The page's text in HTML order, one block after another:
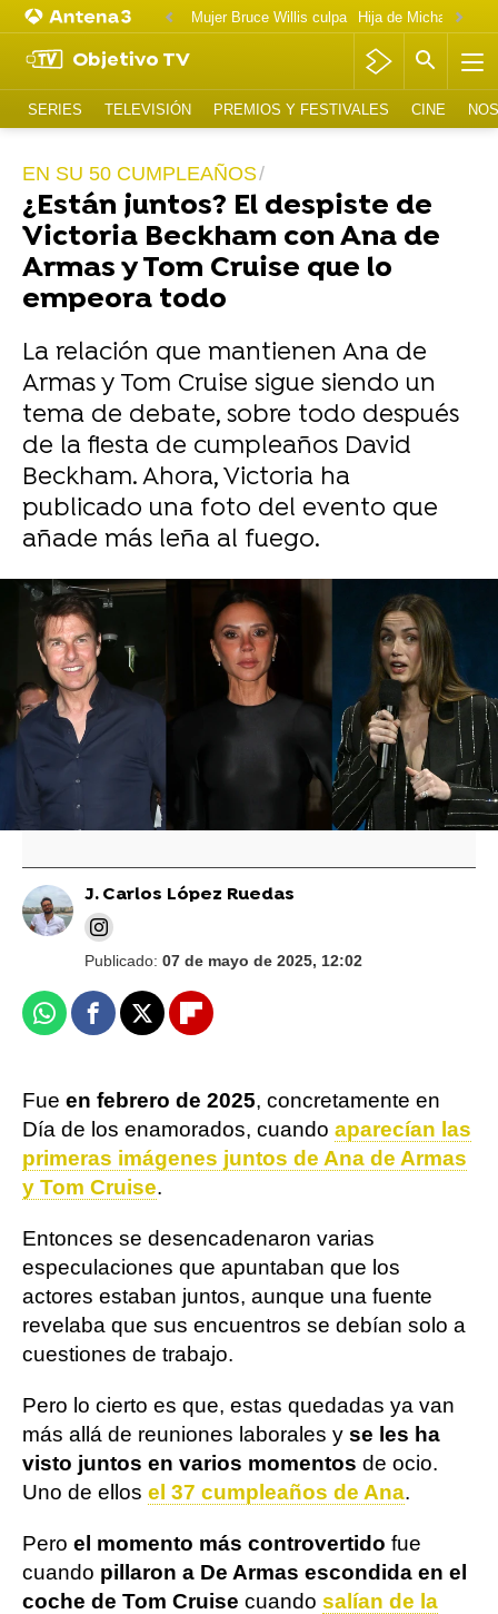
Mujer Bruce Willis culpa
Objetivo TV
SERIES TELEVISIÓN PREMIOS Y FESTIVALES CINE
EN SU 50 CUMPLEAÑOS
¿Están juntos? El despiste de
Victoria Beckham con Ana de
Armas y Tom Cruise que lo
empeora todo
La relación que mantienen Ana de
Armas y Tom Cruise sigue siendo un
tema de debate, sobre todo después
de la fiesta de cumpleaños David
Beckham. Ahora, Victoria ha
publicado una foto del evento que
añade más leña al fuego.
Ana de Armas, de paseo por Madrid,
responde tajante a los rumores de su
supuesta cita romántica con Tom Cruise:
"Estoy flipando"
J. Carlos López Ruedas
Publicado: 07 de mayo de 2025, 12:02
WhatsappFacebook
X Flipboard
Fue en febrero de 2025, concretamente en
Día de los enamorados, cuando aparecían las
primeras imágenes juntos de Ana de Armas
y Tom Cruise.
Entonces se desencadenaron varias
especulaciones que apuntaban que los
actores estaban juntos, aunque una fuente
revelaba que sus encuentros se debían solo a
cuestiones de trabajo.
Pero lo cierto es que, estas quedadas ya van
más allá de reuniones laborales y se les ha
visto juntos en varios momentos de ocio.
Uno de ellos el 37 cumpleaños de Ana.
Pero el momento más controvertido fue
cuando pillaron a De Armas escondida en el
coche de Tom Cruise cuando salían de la